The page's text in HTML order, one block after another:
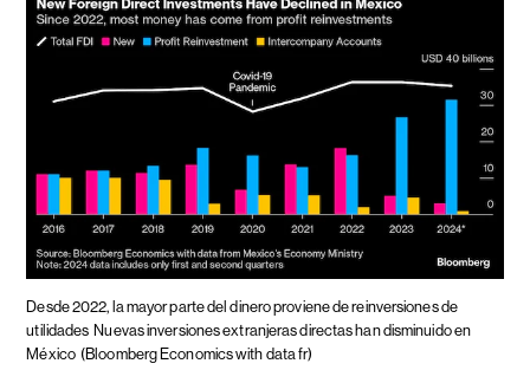
Desde 2022, la mayor parte del dinero proviene de reinversiones de
utilidades Nuevas inversiones extranjeras directas han disminuido en
México (Bloomberg Economics with data fr)